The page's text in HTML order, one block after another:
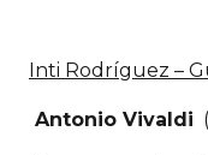
Inti Rodríguez –
Antonio Vivaldi